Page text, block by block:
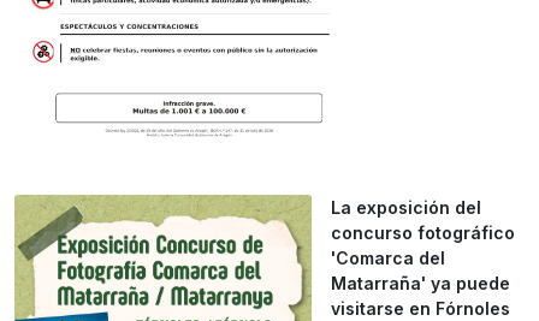
La exposición del
concurso fotográfico
'Comarca del
Matarraña' ya puede
visitarse en Fórnoles